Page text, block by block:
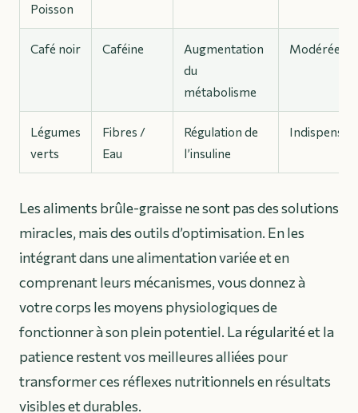
Poisson
Café noir Caféine
Augmentation
du
métabolisme
Modérée
Légumes
verts
Fibres /
Eau
Régulation de
l’insuline
Les aliments brûle-graisse ne sont pas des solutions
miracles, mais des outils d’optimisation. En les
intégrant dans une alimentation variée et en
comprenant leurs mécanismes, vous donnez à
votre corps les moyens physiologiques de
fonctionner à son plein potentiel. La régularité et la
patience restent vos meilleures alliées pour
transformer ces réflexes nutritionnels en résultats
visibles et durables.